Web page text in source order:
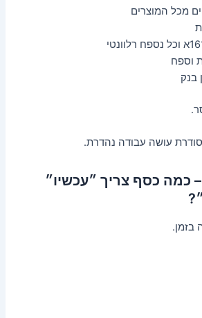
מכל המוצרים
וספח
בנק
עושה עבודה נהדרת.
– כמה כסף צריך ״עכשיו״
בזמן.